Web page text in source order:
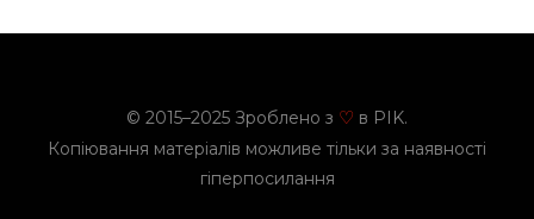
© 2015–2025 Зроблено з ♡ в PIK.
Копіювання матеріалів можливе тільки за наявності
гіперпосилання